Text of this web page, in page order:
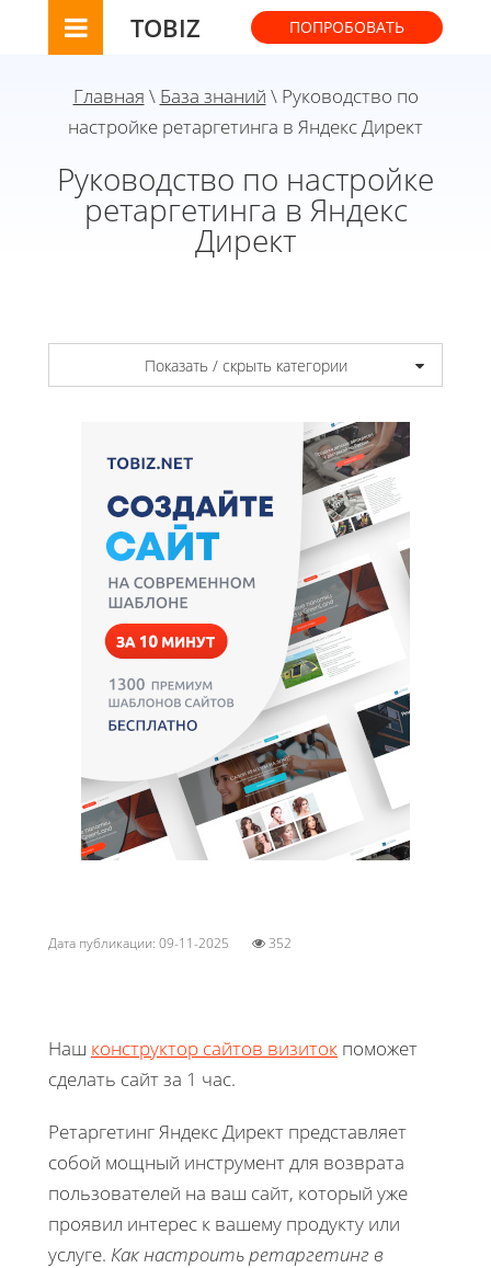
TOBIZ ПОПРОБОВАТЬ
Главная \ База знаний \ Руководство по
настройке ретаргетинга в Яндекс Директ
Руководство по настройке
ретаргетинга в Яндекс
Директ
Показать / скрыть категории
Дата публикации: 09-11-2025 352
Наш конструктор сайтов визиток поможет
сделать сайт за 1 час.
Ретаргетинг Яндекс Директ представляет
собой мощный инструмент для возврата
пользователей на ваш сайт, который уже
проявил интерес к вашему продукту или
услуге. Как настроить ретаргетинг в